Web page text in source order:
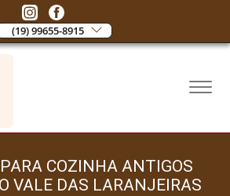
(19) 99655-8915
COZINHA ANTIGOS
VALE DAS LARANJEIRAS